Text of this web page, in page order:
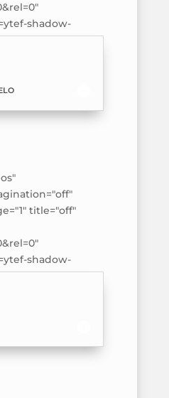
shadow-
title="off"
shadow-